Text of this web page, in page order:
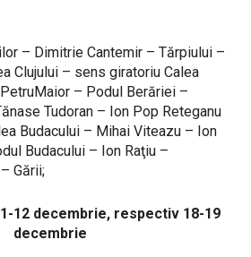
– Dimitrie Cantemir – Tărpiului –
Clujului – sens giratoriu Calea
– Podul Berăriei –
Tudoran – Ion Pop Reteganu
Budacului – Mihai Viteazu – Ion
Budacului – Ion Raţiu –
Gării;
12 decembrie, respectiv 18-19
decembrie